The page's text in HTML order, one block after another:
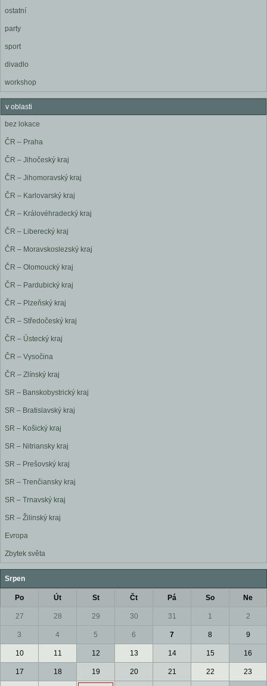
ostatní
party
sport
divadlo
workshop
v oblasti
bez lokace
ČR – Praha
ČR – Jihočeský kraj
ČR – Jihomoravský kraj
ČR – Karlovarský kraj
ČR – Královéhradecký kraj
ČR – Liberecký kraj
ČR – Moravskoslezský kraj
ČR – Olomoucký kraj
ČR – Pardubický kraj
ČR – Plzeňský kraj
ČR – Středočeský kraj
ČR – Ústecký kraj
ČR – Vysočina
ČR – Zlínský kraj
SR – Banskobystrický kraj
SR – Bratislavský kraj
SR – Košický kraj
SR – Nitriansky kraj
SR – Prešovský kraj
SR – Trenčiansky kraj
SR – Trnavský kraj
SR – Žilinský kraj
Evropa
Zbytek světa
Srpen
Po Út St Čt Pá So Ne
27 28 29 30 31 1 2
3 4 5 6 7 8 9
10 11 12 13 14 15 16
17 18 19 20 21 22 23